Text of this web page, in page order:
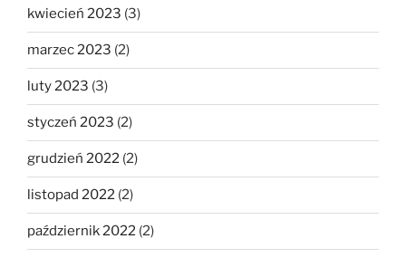
kwiecień 2023 (3)
marzec 2023 (2)
luty 2023 (3)
styczeń 2023 (2)
grudzień 2022 (2)
listopad 2022 (2)
październik 2022 (2)